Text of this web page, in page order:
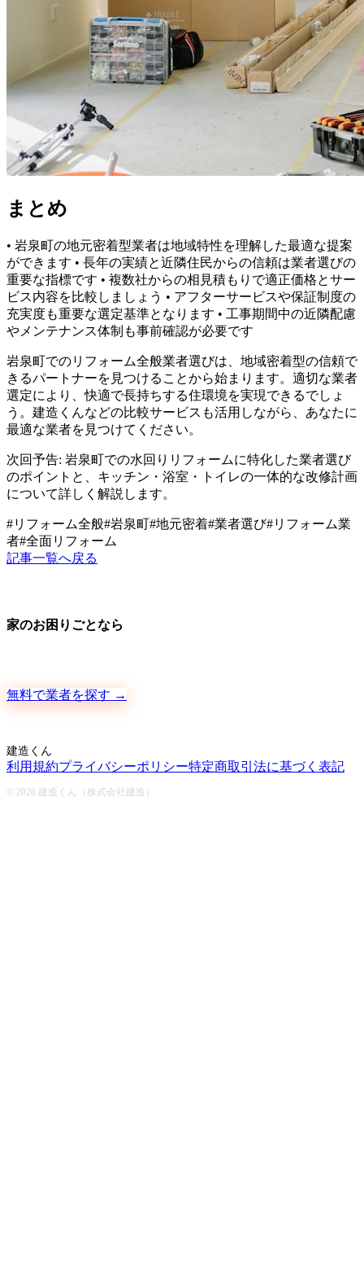
まとめ
• 岩泉町の地元密着型業者は地域特性を理解した最適な提案
ができます • 長年の実績と近隣住民からの信頼は業者選びの
重要な指標です • 複数社からの相見積もりで適正価格とサー
ビス内容を比較しましょう • アフターサービスや保証制度の
充実度も重要な選定基準となります • 工事期間中の近隣配慮
やメンテナンス体制も事前確認が必要です
岩泉町でのリフォーム全般業者選びは、地域密着型の信頼で
きるパートナーを見つけることから始まります。適切な業者
選定により、快適で長持ちする住環境を実現できるでしょ
う。建造くんなどの比較サービスも活用しながら、あなたに
最適な業者を見つけてください。
次回予告: 岩泉町での水回りリフォームに特化した業者選び
のポイントと、キッチン・浴室・トイレの一体的な改修計画
について詳しく解説します。
#リフォーム全般#岩泉町#地元密着#業者選び#リフォーム業
者#全面リフォーム
記事一覧へ戻る
家のお困りごとなら
無料で業者を探す →
建造くん
利用規約プライバシーポリシー特定商取引法に基づく表記
© 2026 建造くん（株式会社建造）